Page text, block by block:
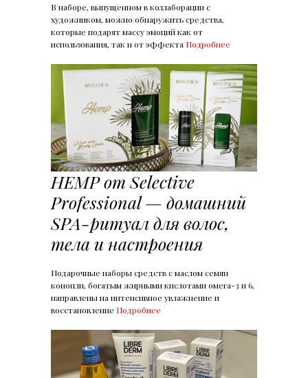
В наборе, выпущенном в коллаборации с
художником, можно обнаружить средства,
которые подарят массу эмоций как от
использования, так и от эффекта Подробнее
HEMP от Selective
Professional — домашний
SPA-ритуал для волос,
тела и настроения
Подарочные наборы средств с маслом семян
конопли, богатым жирными кислотами омега-3 и 6,
направлены на интенсивное увлажнение и
восстановление Подробнее